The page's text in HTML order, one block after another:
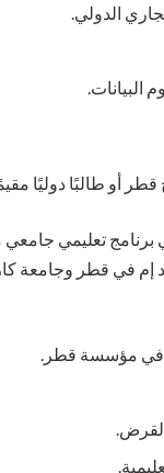
الدولي.
البيانات.
أو طالبًا دوليًا
تعليمي جامعي
إم في قطر وجامعة
في مؤسسة قطر.